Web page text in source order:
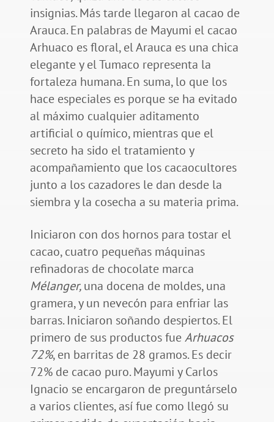
insignias. Más tarde llegaron al cacao de
Arauca. En palabras de Mayumi el cacao
Arhuaco es floral, el Arauca es una chica
elegante y el Tumaco representa la
fortaleza humana. En suma, lo que los
hace especiales es porque se ha evitado
al máximo cualquier aditamento
artificial o químico, mientras que el
secreto ha sido el tratamiento y
acompañamiento que los cacaocultores
junto a los cazadores le dan desde la
siembra y la cosecha a su materia prima.
Iniciaron con dos hornos para tostar el
cacao, cuatro pequeñas máquinas
refinadoras de chocolate marca
Mélanger,una docena de moldes, una
gramera, y un nevecón para enfriar las
barras. Iniciaron soñando despiertos. El
primero de sus productos fueArhuacos
72%, en barritas de 28 gramos. Es decir
72% de cacao puro. Mayumi y Carlos
Ignacio se encargaron de preguntárselo
a varios clientes, así fue como llegó su